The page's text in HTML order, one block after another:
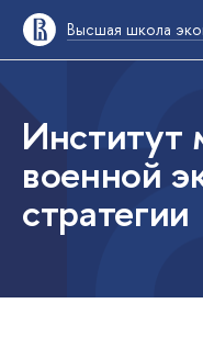
Высшая школа
Институт
военной
стратегии